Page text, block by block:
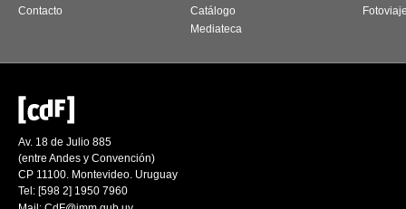
Contacto
Catálogo
Mediateca
Av. 18 de Julio 885
(entre Andes y Convención)
CP 11100. Montevideo. Uruguay
Tel: [598 2] 1950 7960